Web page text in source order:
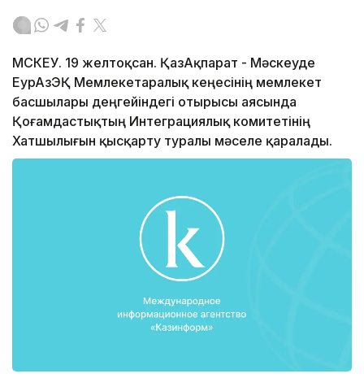
МӘСКЕУ. 19 желтоқсан. ҚазАқпарат - Мәскеуде
ЕурАзЭҚ Мемлекетаралық кеңесінің мемлекет
басшылары деңгейіндегі отырысы аясында
Қоғамдастықтың Интеграциялық комитетінің
Хатшылығын қысқарту туралы мәселе қаралады.